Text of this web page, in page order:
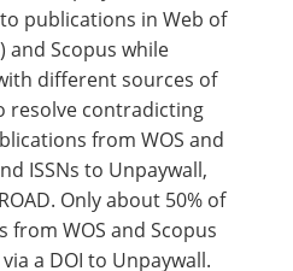
publications in Web of
and Scopus while
different sources of
resolve contradicting
from WOS and
ISSNs to Unpaywall,
Only about 50% of
from WOS and Scopus
a DOI to Unpaywall.